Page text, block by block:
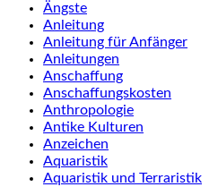
Ängste
Anleitung
Anleitung für Anfänger
Anleitungen
Anschaffung
Anschaffungskosten
Anthropologie
Antike Kulturen
Anzeichen
Aquaristik
Aquaristik und Terraristik